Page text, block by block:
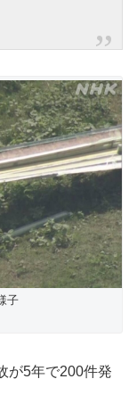
子
が5年で200件発